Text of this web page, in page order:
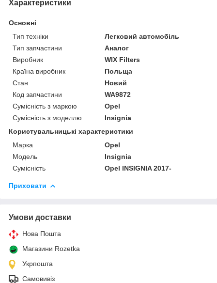
Характеристики
Основні
Тип техніки
Легковий автомобіль
Тип запчастини
Аналог
Виробник
WIX Filters
Країна виробник
Польща
Стан
Новий
Код запчастини
WA9872
Сумісність з маркою
Opel
Сумісність з моделлю
Insignia
Користувальницькі характеристики
Марка
Opel
Модель
Insignia
Сумісність
Opel INSIGNIA 2017-
Приховати
Умови доставки
Нова Пошта
Магазини Rozetka
Укрпошта
Самовивіз